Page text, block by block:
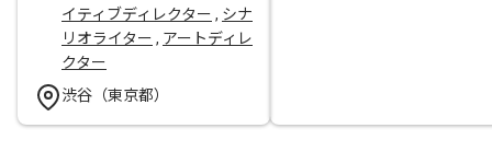
イティブディレクター , シナ
リオライター , アートディレ
クター
渋谷（東京都）